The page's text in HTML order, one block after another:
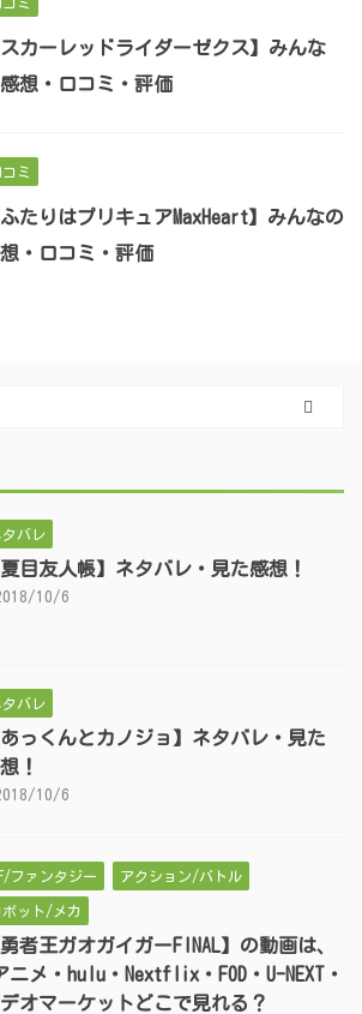
スカーレッドライダーゼクス】みんな
想・口コミ・評価
コミ
ふたりはプリキュアMaxHeart】みんなの
・口コミ・評価
タバレ
夏目友人帳】ネタバレ・見た感想！
10/6
タバレ
あっくんとカノジョ】ネタバレ・見た
！
10/6
ファンタジー アクション/バトル
ボット/メカ
勇者王ガオガイガーFINAL】の動画は、
ニメ・hulu・Nextflix・FOD・U-NEXT・
デオマーケットどこで見れる？